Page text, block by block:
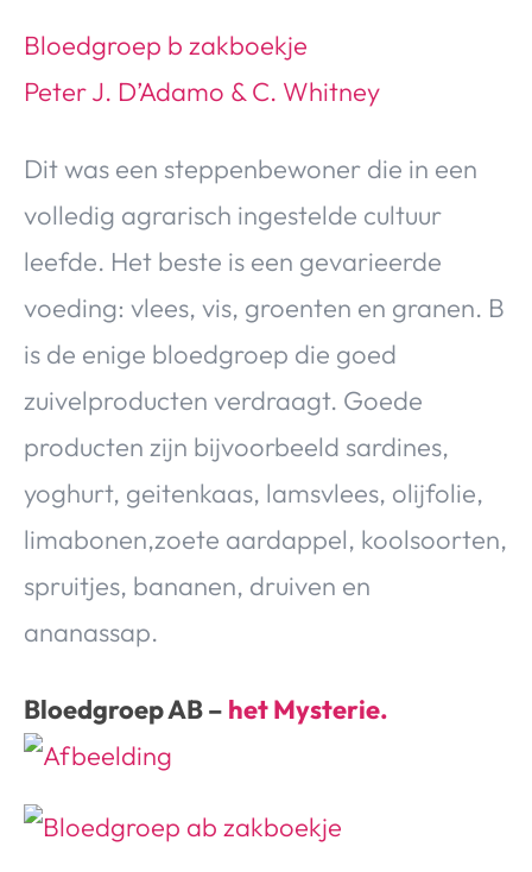
Bloedgroep b zakboekje
Peter J. D’Adamo & C. Whitney
Dit was een steppenbewoner die in een
volledig agrarisch ingestelde cultuur
leefde. Het beste is een gevarieerde
voeding: vlees, vis, groenten en granen. B
is de enige bloedgroep die goed
zuivelproducten verdraagt. Goede
producten zijn bijvoorbeeld sardines,
yoghurt, geitenkaas, lamsvlees, olijfolie,
limabonen,zoete aardappel, koolsoorten,
spruitjes, bananen, druiven en
ananassap.
Bloedgroep AB – het Mysterie.